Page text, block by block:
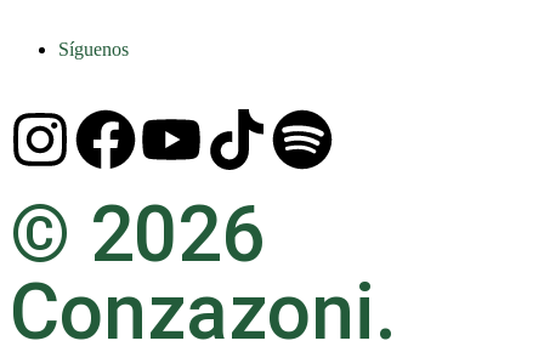
Síguenos
© 2026
Conzazoni.